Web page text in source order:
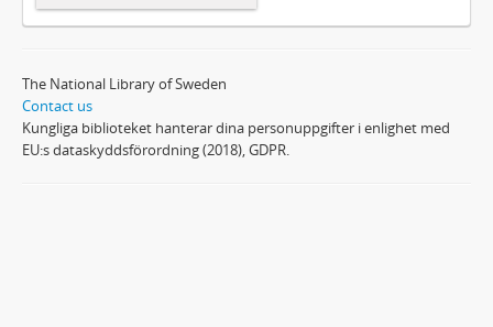
The National Library of Sweden
Contact us
Kungliga biblioteket hanterar dina personuppgifter i enlighet med
EU:s dataskyddsförordning (2018), GDPR.